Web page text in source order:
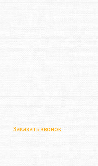
Заказать звонок